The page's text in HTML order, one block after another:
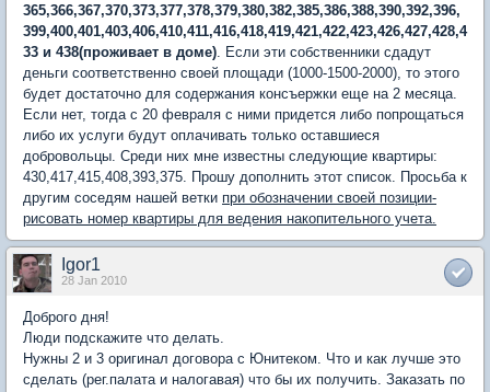
365,366,367,370,373,377,378,379,380,382,385,386,388,390,392,396,
399,400,401,403,406,410,411,416,418,419,421,422,423,426,427,428,4
33 и 438(проживает в доме). Если эти собственники сдадут
деньги соответственно своей площади (1000-1500-2000), то этого
будет достаточно для содержания консъержки еще на 2 месяца.
Если нет, тогда с 20 февраля с ними придется либо попрощаться
либо их услуги будут оплачивать только оставшиеся
добровольцы. Среди них мне известны следующие квартиры:
430,417,415,408,393,375. Прошу дополнить этот список. Просьба к
другим соседям нашей ветки при обозначении своей позиции-
рисовать номер квартиры для ведения накопительного учета.
Igor1
28 Jan 2010
Доброго дня!
Люди подскажите что делать.
Нужны 2 и 3 оригинал договора с Юнитеком. Что и как лучше это
сделать (рег.палата и налогавая) что бы их получить. Заказать по